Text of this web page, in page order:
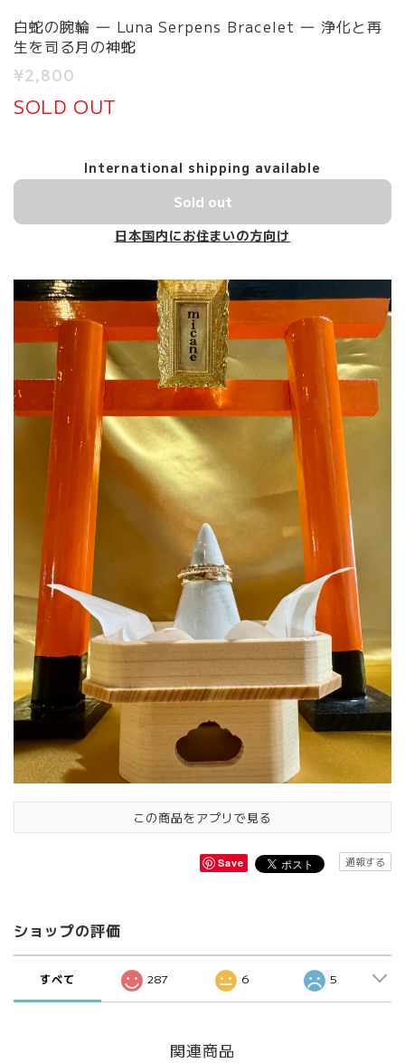
白蛇の腕輪 ― Luna Serpens Bracelet ― 浄化と再
生を司る月の神蛇
¥2,800
SOLD OUT
International shipping available
Sold out
日本国内にお住まいの方向け
この商品をアプリで見る
Save 通報する
ショップの評価
すべて 287 6 5
関連商品